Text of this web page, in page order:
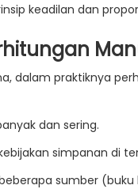
keadilan dan
dalam praktiknya
dan sering.
simpanan di
sumber